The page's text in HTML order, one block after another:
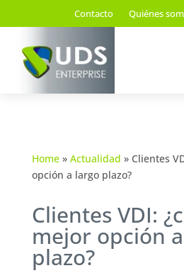
Contacto Quiénes
Home» Actualidad » Clientes
opción a largo plazo?
Clientes VDI:
mejor opción
plazo?